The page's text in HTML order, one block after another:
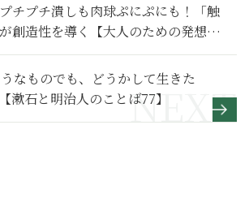
チプチ潰しも肉球ぷにぷにも！「触
創造性を導く【大人のための発想
うなものでも、どうかして生きた
漱石と明治人のことば77】